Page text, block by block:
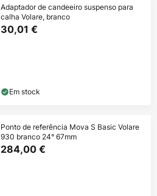
Adaptador de candeeiro suspenso para
calha Volare, branco
30,01 €
Em stock
Ponto de referência Mova S Basic Volare
930 branco 24° 67mm
284,00 €